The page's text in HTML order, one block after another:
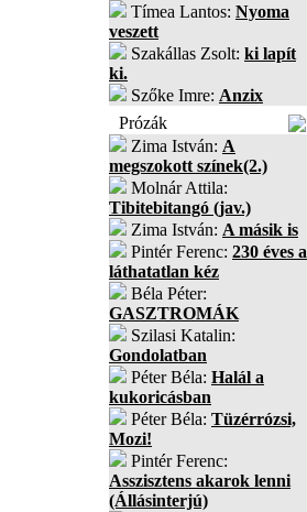
Tímea Lantos: Nyoma
veszett
Szakállas Zsolt: ki lapít
ki.
Szőke Imre: Anzix
Prózák
Zima István: A
megszokott színek(2.)
Molnár Attila:
Tibitebitangó (jav.)
Zima István: A másik is
Pintér Ferenc: 230 éves a
láthatatlan kéz
Béla Péter:
GASZTROMÁK
Szilasi Katalin:
Gondolatban
Péter Béla: Halál a
kukoricásban
Péter Béla: Tüzérrózsi,
Mozi!
Pintér Ferenc:
Asszisztens akarok lenni
(Állásinterjú)